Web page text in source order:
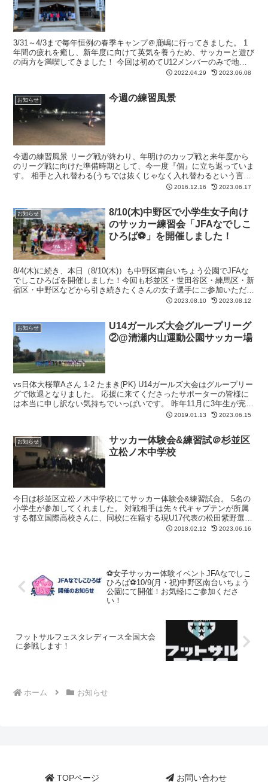
3/31～4/3まで毎年恒例の春季キャンプ＠鹿嶋に行ってきました。 1
年間の疲れを癒し、新年度に向けて英気を養うため、サッカーと遊び
の両方を満喫してきました！ 今回は初めてU12メンバーのみで地元
2022.04.29 2023.06.08
お知らせ 今週の練習風景
今週の練習風景 リーグ戦が終わり、年明けのカップ戦と来年度から
のリーグ戦に向けた準備時期として、今一度『個』に立ち返っていま
す。 相手と入れ替わる(うちでは抜くじゃなく入れ替わるという言い
方をしています)、しっかり奪う、足の回転を上げる、身...
2016.12.16 2023.06.17
お知らせ
8/10(木)中野区で小学生女子向け
のサッカー練習会「JFAなでしこ
ひろば⚽」を開催しました！
8/4(木)に続き、本日（8/10(木)）も中野区南台いちょう公園でJFAな
でしこひろばを開催しました！今回も杉並区・世田谷区・練馬区・新
宿区・中野区などから引き続きたくさんの女子選手にご参加いただき
ました。参加いただいたみなさまありがとう...2023.08.10 2023.08.12
お知らせ
U14ガールズ大会グループリーグ
②@清瀬内山運動公園サッカー場
vs日体大桜華Aさん 1-2 たまき(PK) U14ガールズ大会はグループリー
グで敗退となりました。 応援に来てくださったサポーターの皆様に
は本当に申し訳ない気持ちでいっぱいです。 昨年11月に3年生が完全
2019.01.13 2023.06.15
お知らせ
サッカー体験会&練習試＠杉並区
立松ノ木中学校
今日は杉並区立松ノ木中学校にてサッカー体験会&練習試合。 5名の
小学生が参加してくれました。 対戦相手は先々代キャプテンが所属
する都立国際高校さんに、同校に在籍する現U17代表の松田紫野選手
が一緒に来てくださいました！ 現役代表選手と同じピ...
2018.02.12 2023.06.16
⚽女子サッカー体験イベントJFAなでしこ
ひろば⚽10/9(月・祝)中野区南台いちょう
公園にて開催！お気軽にご参加くださ
い！
フットサルフェスタレディース全国大会
に参戦します！
ホーム お知らせ
TOPページ お問い合わせ